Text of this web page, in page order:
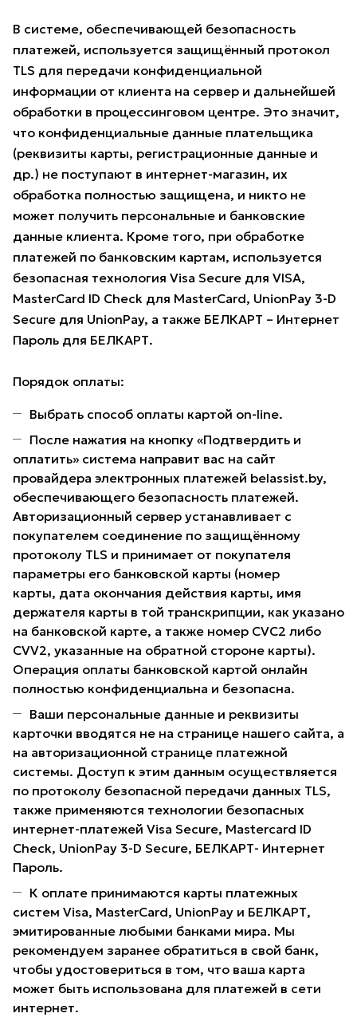
В системе, обеспечивающей безопасность
платежей, используется защищённый протокол
TLS для передачи конфиденциальной
информации от клиента на сервер и дальнейшей
обработки в процессинговом центре. Это значит,
что конфиденциальные данные плательщика
(реквизиты карты, регистрационные данные и
др.) не поступают в интернет-магазин, их
обработка полностью защищена, и никто не
может получить персональные и банковские
данные клиента. Кроме того, при обработке
платежей по банковским картам, используется
безопасная технология Visa Secure для VISA,
MasterCard ID Check для MasterCard, UnionPay 3-D
Secure для UnionPay, а также БЕЛКАРТ – Интернет
Пароль для БЕЛКАРТ.
Порядок оплаты:
Выбрать способ оплаты картой on-line.
После нажатия на кнопку «Подтвердить и
оплатить» система направит вас на сайт
провайдера электронных платежей belassist.by,
обеспечивающего безопасность платежей.
Авторизационный сервер устанавливает с
покупателем соединение по защищённому
протоколу TLS и принимает от покупателя
параметры его банковской карты (номер
карты, дата окончания действия карты, имя
держателя карты в той транскрипции, как указано
на банковской карте, а также номер CVC2 либо
CVV2, указанные на обратной стороне карты).
Операция оплаты банковской картой онлайн
полностью конфиденциальна и безопасна.
Ваши персональные данные и реквизиты
карточки вводятся не на странице нашего сайта, а
на авторизационной странице платежной
системы. Доступ к этим данным осуществляется
по протоколу безопасной передачи данных TLS,
также применяются технологии безопасных
интернет-платежей Visa Secure, Mastercard ID
Check, UnionPay 3-D Secure, БЕЛКАРТ- Интернет
Пароль.
К оплате принимаются карты платежных
систем Visa, MasterCard, UnionPay и БЕЛКАРТ,
эмитированные любыми банками мира. Мы
рекомендуем заранее обратиться в свой банк,
чтобы удостовериться в том, что ваша карта
может быть использована для платежей в сети
интернет.